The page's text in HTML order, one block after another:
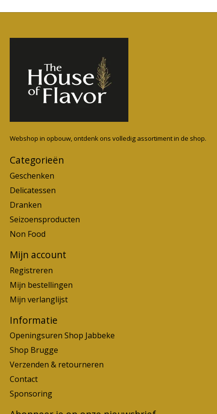
Webshop in opbouw, ontdenk ons volledig assortiment in de shop.
Categorieën
Geschenken
Delicatessen
Dranken
Seizoensproducten
Non Food
Mijn account
Registreren
Mijn bestellingen
Mijn verlanglijst
Informatie
Openingsuren Shop Jabbeke
Shop Brugge
Verzenden & retourneren
Contact
Sponsoring